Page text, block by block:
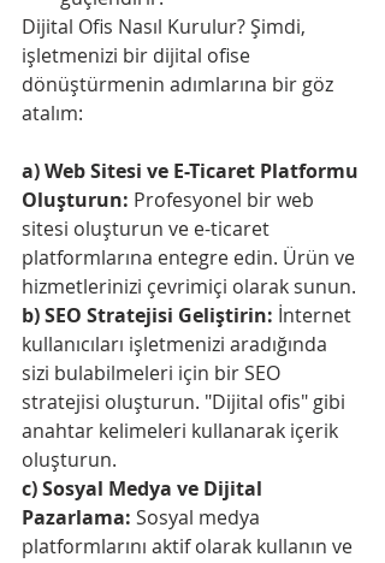
Dijital Ofis Nasıl Kurulur? Şimdi,
işletmenizi bir dijital ofise
dönüştürmenin adımlarına bir göz
atalım:
a) Web Sitesi ve E-Ticaret Platformu
Oluşturun: Profesyonel bir web
sitesi oluşturun ve e-ticaret
platformlarına entegre edin. Ürün ve
hizmetlerinizi çevrimiçi olarak sunun.
b) SEO Stratejisi Geliştirin: İnternet
kullanıcıları işletmenizi aradığında
sizi bulabilmeleri için bir SEO
stratejisi oluşturun. "Dijital ofis" gibi
anahtar kelimeleri kullanarak içerik
oluşturun.
c) Sosyal Medya ve Dijital
Pazarlama: Sosyal medya
platformlarını aktif olarak kullanın ve